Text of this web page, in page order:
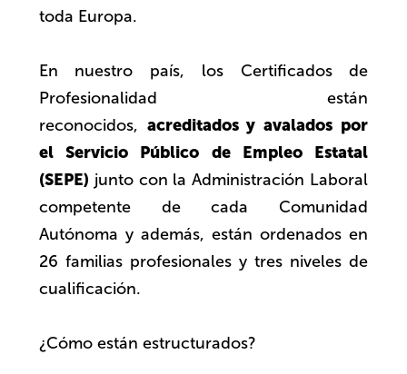
toda Europa.
En nuestro país, los Certificados de
Profesionalidad están
reconocidos, acreditados y avalados por
el Servicio Público de Empleo Estatal
(SEPE) junto con la Administración Laboral
competente de cada Comunidad
Autónoma y además, están ordenados en
26 familias profesionales y tres niveles de
cualificación.
¿Cómo están estructurados?